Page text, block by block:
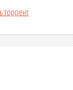
торрент